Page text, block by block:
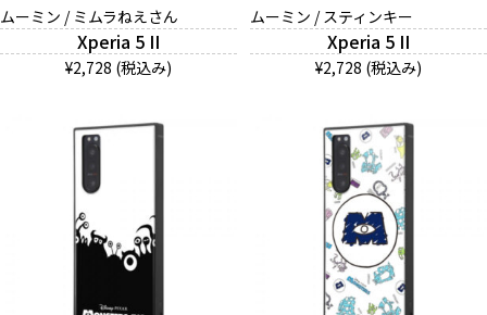
ムーミン / ミムラねえさん
Xperia 5 II
¥2,728 (税込み)
ムーミン / スティンキー
Xperia 5 II
¥2,728 (税込み)